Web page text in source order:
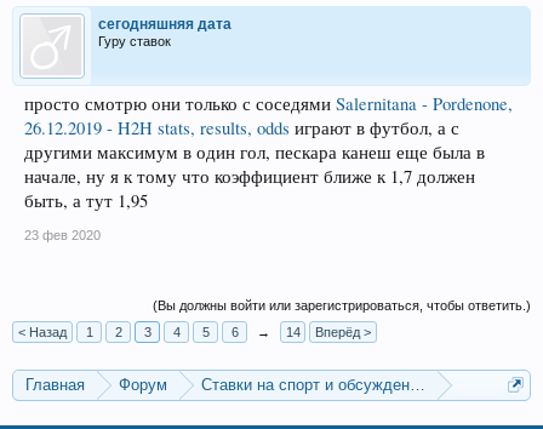
сегодняшняя дата
Гуру ставок
просто смотрю они только с соседями Salernitana - Pordenone,
26.12.2019 - H2H stats, results, odds играют в футбол, а с
другими максимум в один гол, пескара канеш еще была в
начале, ну я к тому что коэффициент ближе к 1,7 должен
быть, а тут 1,95
23 фев 2020
(Вы должны войти или зарегистрироваться, чтобы ответить.)
< Назад
1 2 3 4 5 6 → 14 Вперёд >
Главная Форум
Ставки на спорт и обсуждение спортивных